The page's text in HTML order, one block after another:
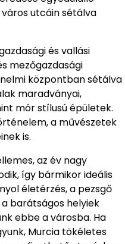
utcáin sétálva
és vallási
mezőgazdasági
központban sétálva
maradványai,
mór stílusú épületek.
a művészetek
is.
az év nagy
így bármikor ideális
életérzés, a pezsgő
barátságos helyiek
ebbe a városba. Ha
Murcia tökéletes